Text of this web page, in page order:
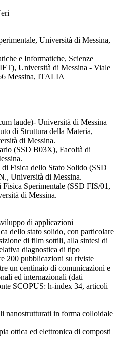
Università di Messina,
e Informatiche, Scienze
Università di Messina - Viale
Messina, ITALIA
laude)- Università di Messina
di Struttura della Materia,
di Messina.
(SSD B03X), Facoltà di
Fisica dello Stato Solido (SSD
Università di Messina.
Sperimentale (SSD FIS/01,
di Messina.
di applicazioni
dello stato solido, con particolare
di film sottili, alla sintesi di
diagnostica di tipo
200 pubblicazioni su riviste
un centinaio di comunicazioni e
ed internazionali (dati
SCOPUS: h-index 34, articoli
nanostrutturati in forma colloidale
ottica ed elettronica di composti